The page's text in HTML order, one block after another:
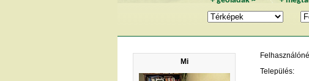
Mi
Település: